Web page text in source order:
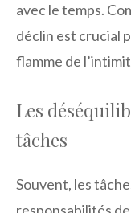
avec le temps.
déclin est crucial
flamme de
Les
tâches
Souvent, les